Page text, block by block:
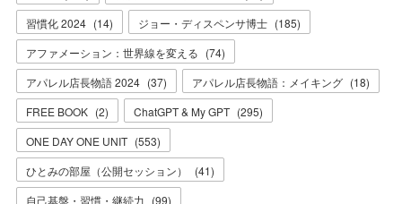
習慣化 2024 (14) ジョー・ディスペンサ博士 (185)
アファメーション：世界線を変える (74)
アパレル店長物語 2024 (37) アパレル店長物語：メイキング (18)
FREE BOOK (2) ChatGPT & My GPT (295)
ONE DAY ONE UNIT (553)
ひとみの部屋（公開セッション）
(41)
自己基盤・習慣・継続力 (99)